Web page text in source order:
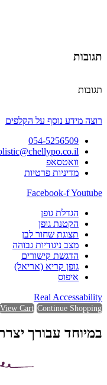
תגובות
תגובות
רוצה מידע נוסף על הקלפים
054-5256509
וואטסאפ
מדיניות פרטיות
Facebook-fYoutube
הגדלת גופן
הקטנת גופן
תצוגת שחור לבן
מצב ניגודיות גבוהה
הדגשת קישורים
גופן קריא (אריאל)
איפוס
Real Accessability
View Cart Continue Shopping
במיוחד עבורך